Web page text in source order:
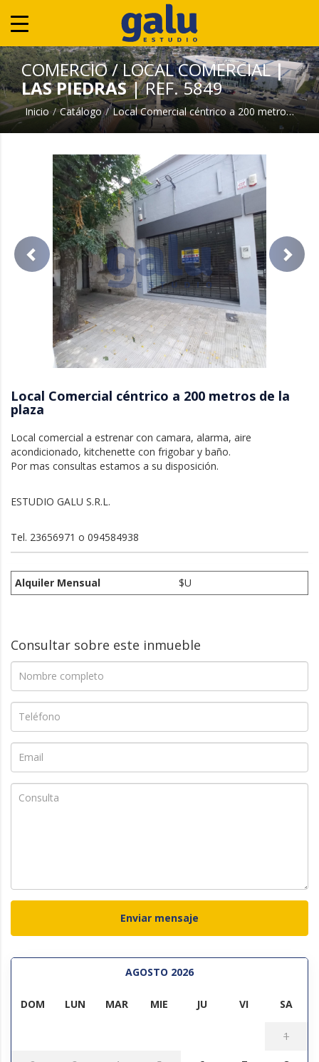
COMERCIO / LOCAL COMERCIAL|
LAS PIEDRAS| REF. 5849
Inicio Catálogo Local Comercial céntrico a 200 metros de la plaza
previous next
Local Comercial céntrico a 200 metros de la
plaza
Local comercial a estrenar con camara, alarma, aire
acondicionado, kitchenette con frigobar y baño.
Por mas consultas estamos a su disposición.
ESTUDIO GALU S.R.L.
Tel. 23656971 o 094584938
Alquiler Mensual $U
Consultar sobre este inmueble
Enviar mensaje
AGOSTO 2026
DOM LUN MAR MIE JU VI SA
1